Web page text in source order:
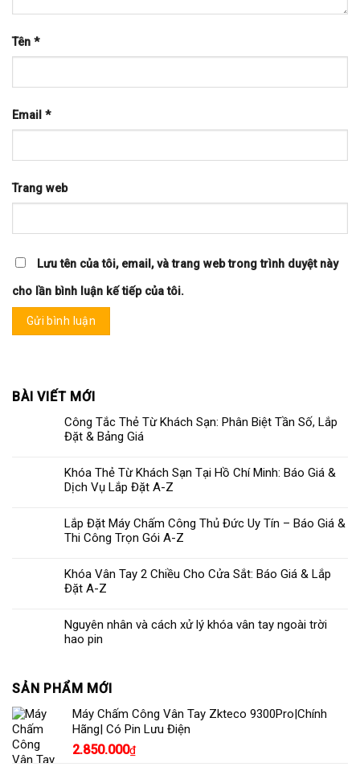
Tên *
Email *
Trang web
Lưu tên của tôi, email, và trang web trong trình duyệt này
cho lần bình luận kế tiếp của tôi.
BÀI VIẾT MỚI
Công Tắc Thẻ Từ Khách Sạn: Phân Biệt Tần Số, Lắp
Đặt & Bảng Giá
Khóa Thẻ Từ Khách Sạn Tại Hồ Chí Minh: Báo Giá &
Dịch Vụ Lắp Đặt A-Z
Lắp Đặt Máy Chấm Công Thủ Đức Uy Tín – Báo Giá &
Thi Công Trọn Gói A-Z
Khóa Vân Tay 2 Chiều Cho Cửa Sắt: Báo Giá & Lắp
Đặt A-Z
Nguyên nhân và cách xử lý khóa vân tay ngoài trời
hao pin
SẢN PHẨM MỚI
Máy Chấm Công Vân Tay Zkteco 9300Pro|Chính
Hãng| Có Pin Lưu Điện
2.850.000₫